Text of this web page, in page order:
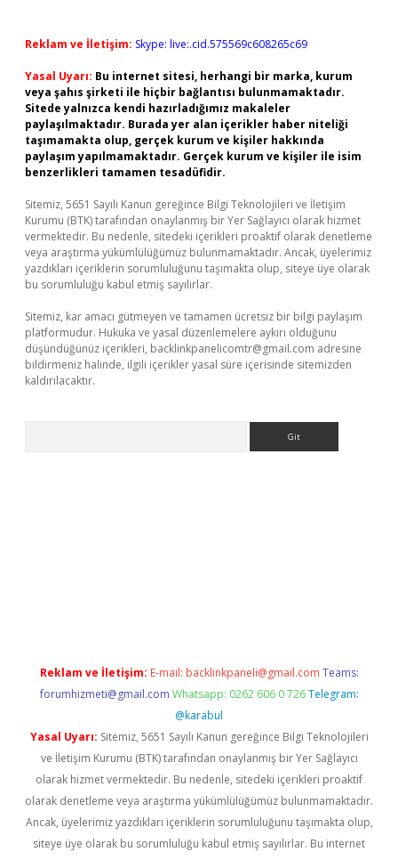
Reklam ve İletişim: Skype: live:.cid.575569c608265c69
Yasal Uyarı: Bu internet sitesi, herhangi bir marka, kurum
veya şahıs şirketi ile hiçbir bağlantısı bulunmamaktadır.
Sitede yalnızca kendi hazırladığımız makaleler
paylaşılmaktadır. Burada yer alan içerikler haber niteliği
taşımamakta olup, gerçek kurum ve kişiler hakkında
paylaşım yapılmamaktadır. Gerçek kurum ve kişiler ile isim
benzerlikleri tamamen tesadüfidir.
Sitemiz, 5651 Sayılı Kanun gereğince Bilgi Teknolojileri ve İletişim
Kurumu (BTK) tarafından onaylanmış bir Yer Sağlayıcı olarak hizmet
vermektedir. Bu nedenle, sitedeki içerikleri proaktif olarak denetleme
veya araştırma yükümlülüğümüz bulunmamaktadır. Ancak, üyelerimiz
yazdıkları içeriklerin sorumluluğunu taşımakta olup, siteye üye olarak
bu sorumluluğu kabul etmiş sayılırlar.
Sitemiz, kar amacı gütmeyen ve tamamen ücretsiz bir bilgi paylaşım
platformudur. Hukuka ve yasal düzenlemelere aykırı olduğunu
düşündüğünüz içerikleri, backlinkpanelicomtr@gmail.com adresine
bildirmeniz halinde, ilgili içerikler yasal süre içerisinde sitemizden
kaldırılacaktır.
Reklam ve İletişim: E-mail: backlinkpaneli@gmail.com Teams:
forumhizmeti@gmail.com Whatsapp: 0262 606 0 726 Telegram:
@karabul
Yasal Uyarı: Sitemiz, 5651 Sayılı Kanun gereğince Bilgi Teknolojileri
ve İletişim Kurumu (BTK) tarafından onaylanmış bir Yer Sağlayıcı
olarak hizmet vermektedir. Bu nedenle, sitedeki içerikleri proaktif
olarak denetleme veya araştırma yükümlülüğümüz bulunmamaktadır.
Ancak, üyelerimiz yazdıkları içeriklerin sorumluluğunu taşımakta olup,
siteye üye olarak bu sorumluluğu kabul etmiş sayılırlar. Bu internet